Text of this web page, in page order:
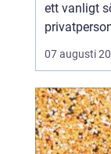
ett vanligt
företag
bygga nytt,
huset.
trygg by...
07 augusti